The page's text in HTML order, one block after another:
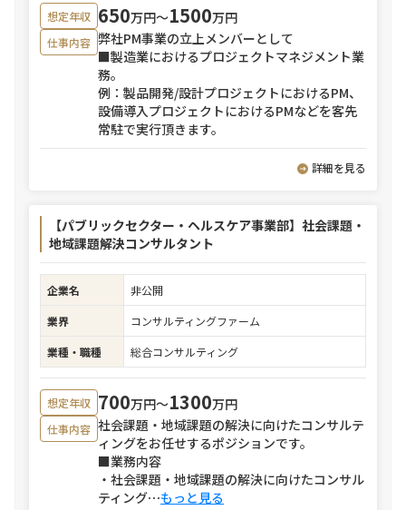
想定年収 650万円〜1500万円
仕事内容 弊社PM事業の立上メンバーとして
■製造業におけるプロジェクトマネジメント業
務。
例：製品開発/設計プロジェクトにおけるPM、
設備導入プロジェクトにおけるPMなどを客先
常駐で実行頂きます。
詳細を見る
【パブリックセクター・ヘルスケア事業部】社会課題・
地域課題解決コンサルタント
企業名
非公開
業界
コンサルティングファーム
業種・職種
総合コンサルティング
想定年収 700万円〜1300万円
仕事内容 社会課題・地域課題の解決に向けたコンサルテ
ィングをお任せするポジションです。
■業務内容
・社会課題・地域課題の解決に向けたコンサル
ティング⋯もっと見る